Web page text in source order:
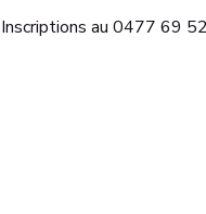
Inscriptions au 0477 69